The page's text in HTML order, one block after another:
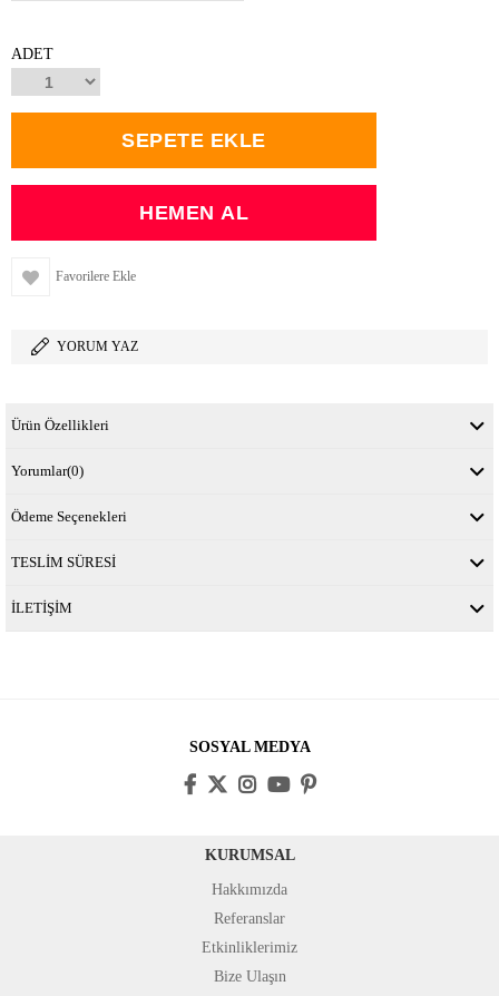
ADET
Favorilere Ekle
YORUM YAZ
Ürün Özellikleri
Yorumlar(0)
Ödeme Seçenekleri
TESLİM SÜRESİ
İLETİŞİM
SOSYAL MEDYA
KURUMSAL
Hakkımızda
Referanslar
Etkinliklerimiz
Bize Ulaşın